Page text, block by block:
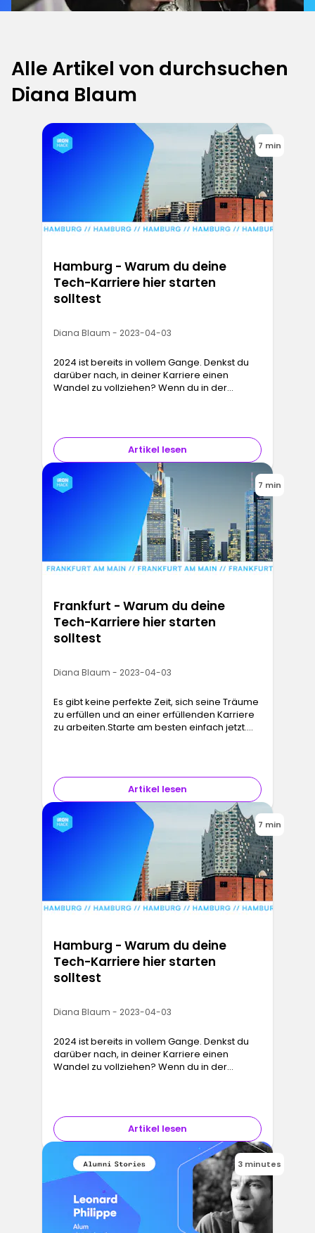
Alle Artikel von durchsuchen
Diana Blaum
7 min
Hamburg - Warum du deine
Tech-Karriere hier starten
solltest
Diana Blaum - 2023-04-03
2024 ist bereits in vollem Gange. Denkst du
darüber nach, in deiner Karriere einen
Wandel zu vollziehen? Wenn du in der
Artikel lesen
7 min
Frankfurt - Warum du deine
Tech-Karriere hier starten
solltest
Diana Blaum - 2023-04-03
Es gibt keine perfekte Zeit, sich seine Träume
zu erfüllen und an einer erfüllenden Karriere
zu arbeiten.Starte am besten einfach jetzt.
Artikel lesen
7 min
Hamburg - Warum du deine
Tech-Karriere hier starten
solltest
Diana Blaum - 2023-04-03
2024 ist bereits in vollem Gange. Denkst du
darüber nach, in deiner Karriere einen
Wandel zu vollziehen? Wenn du in der
Artikel lesen
3 minutes